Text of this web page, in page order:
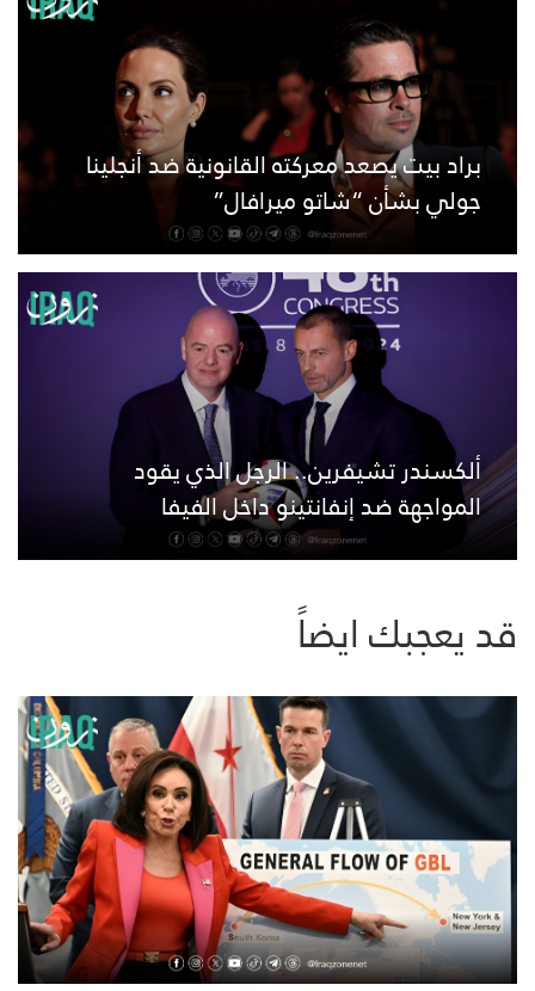
براد بيت يصعد معركته القانونية ضد أنجلينا
جولي بشأن “شاتو ميرافال”
ألكسندر تشيفرين.. الرجل الذي يقود
المواجهة ضد إنفانتينو داخل الفيفا
قد يعجبك ايضاً